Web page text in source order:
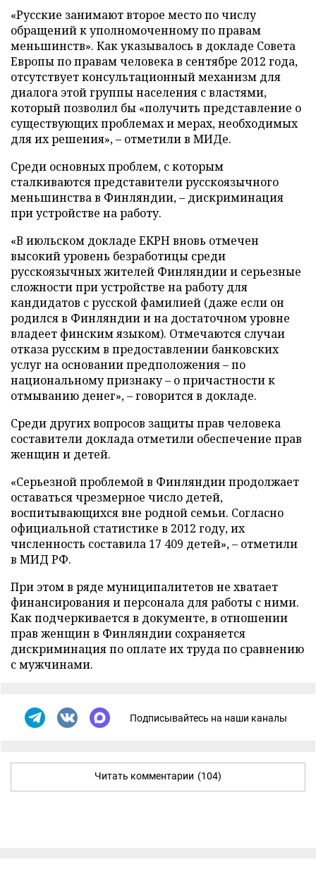
«Русские занимают второе место по числу
обращений к уполномоченному по правам
меньшинств». Как указывалось в докладе Совета
Европы по правам человека в сентябре 2012 года,
отсутствует консультационный механизм для
диалога этой группы населения с властями,
который позволил бы «получить представление о
существующих проблемах и мерах, необходимых
для их решения»,– отметили в МИДе.
Среди основных проблем, с которым
сталкиваются представители русскоязычного
меньшинства в Финляндии,– дискриминация
при устройстве на работу.
«В июльском докладе ЕКРН вновь отмечен
высокий уровень безработицы среди
русскоязычных жителей Финляндии и серьезные
сложности при устройстве на работу для
кандидатов с русской фамилией (даже если он
родился в Финляндии и на достаточном уровне
владеет финским языком). Отмечаются случаи
отказа русским в предоставлении банковских
услуг на основании предположения–по
национальному признаку– о причастности к
отмыванию денег»,–говорится в докладе.
Среди других вопросов защиты прав человека
составители доклада отметили обеспечение прав
женщин и детей.
«Серьезной проблемой в Финляндии продолжает
оставаться чрезмерное число детей,
воспитывающихся вне родной семьи. Согласно
официальной статистике в 2012 году, их
численность составила 17 409 детей»,– отметили
в МИД РФ.
При этом в ряде муниципалитетов не хватает
финансирования и персонала для работы с ними.
Как подчеркивается в документе, в отношении
прав женщин в Финляндии сохраняется
дискриминация по оплате их труда по сравнению
с мужчинами.
Подписывайтесь на наши каналы
Читать комментарии (104)